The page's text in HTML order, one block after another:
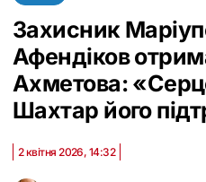
Захисник
Афендіков
Ахметова:
Шахтар його
2 квітня 2026, 14:32